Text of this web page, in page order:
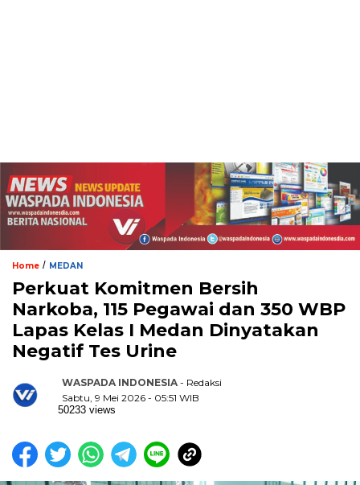
Home / MEDAN
Perkuat Komitmen Bersih
Narkoba, 115 Pegawai dan 350 WBP
Lapas Kelas I Medan Dinyatakan
Negatif Tes Urine
WASPADA INDONESIA - Redaksi
Sabtu, 9 Mei 2026 - 05:51 WIB
50233 views